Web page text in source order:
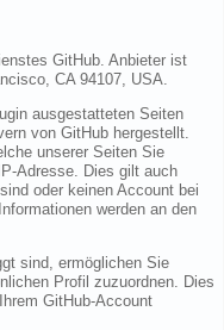
GitHub. Anbieter ist
CA 94107, USA.
ausgestatteten Seiten
von GitHub hergestellt.
unserer Seiten Sie
Adresse. Dies gilt auch
oder keinen Account bei
werden an den
sind, ermöglichen Sie
Profil zuzuordnen. Dies
GitHub-Account